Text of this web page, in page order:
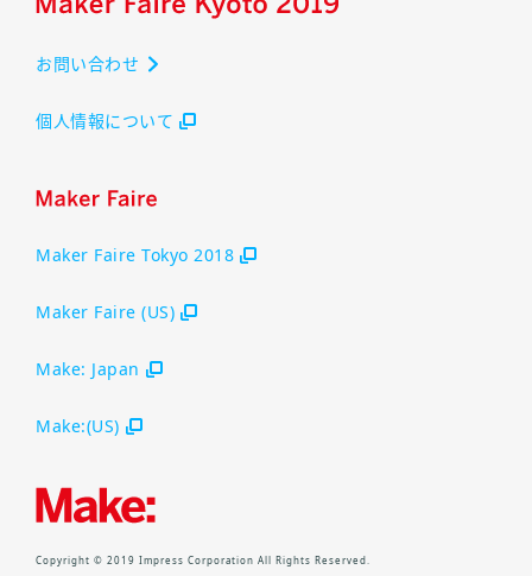
お問い合わせ
個人情報について
Maker Faire Tokyo 2018
Maker Faire (US)
Make: Japan
Make:(US)
Copyright © 2019 Impress Corporation All Rights Reserved.